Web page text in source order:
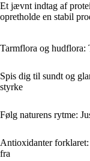
Et jævnt indtag af
opretholde en stabil
Tarmflora og hudflora:
Spis dig til sundt og
styrke
Følg naturens rytme:
Antioxidanter
fra